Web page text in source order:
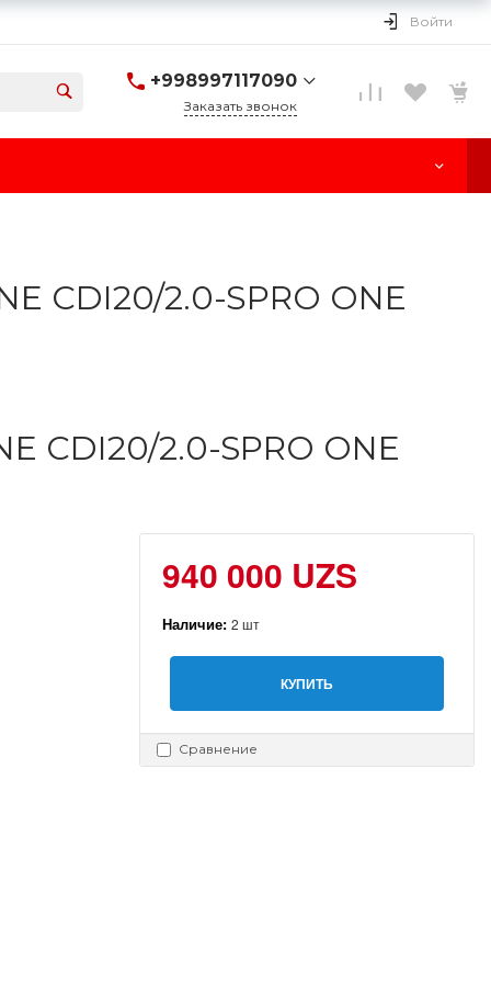
Войти
+998997117090
Заказать звонок
CDI20/2.0-SPRO ONE
CDI20/2.0-SPRO ONE
940 000 UZS
Наличие: 2 шт
КУПИТЬ
Сравнение